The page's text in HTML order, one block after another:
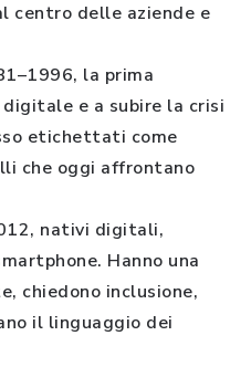
centro delle aziende e
la prima
e a subire la crisi
etichettati come
che oggi affrontano
nativi digitali,
Hanno una
chiedono inclusione,
il linguaggio dei